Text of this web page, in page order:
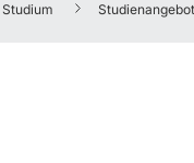
Studienangebot